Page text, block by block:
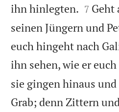
ihn hinlegten. 

7 Geht
seinen Jüngern und
euch hingeht nach
ihn sehen, wie er
sie gingen hinaus
Grab; denn Zittern